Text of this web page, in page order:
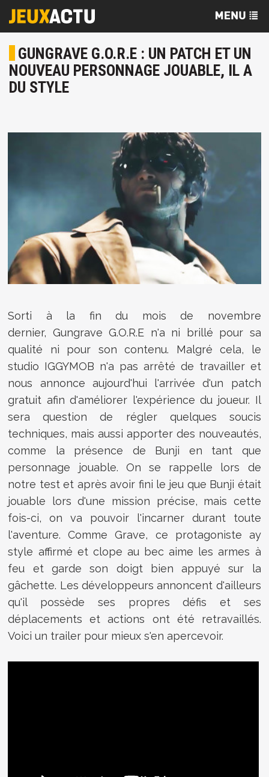
GUNGRAVE G.O.R.E : UN PATCH ET UN
NOUVEAU PERSONNAGE JOUABLE, IL A
DU STYLE
Sorti à la fin du mois de novembre
dernier, Gungrave G.O.R.E n'a ni brillé pour sa
qualité ni pour son contenu. Malgré cela, le
studio IGGYMOB n'a pas arrêté de travailler et
nous annonce aujourd'hui l'arrivée d'un patch
gratuit afin d'améliorer l'expérience du joueur. Il
sera question de régler quelques soucis
techniques, mais aussi apporter des nouveautés,
comme la présence de Bunji en tant que
personnage jouable. On se rappelle lors de
notre test et après avoir fini le jeu que Bunji était
jouable lors d'une mission précise, mais cette
fois-ci, on va pouvoir l'incarner durant toute
l'aventure. Comme Grave, ce protagoniste ay
style affirmé et clope au bec aime les armes à
feu et garde son doigt bien appuyé sur la
gâchette. Les développeurs annoncent d'ailleurs
qu'il possède ses propres défis et ses
déplacements et actions ont été retravaillés.
Voici un trailer pour mieux s'en apercevoir.